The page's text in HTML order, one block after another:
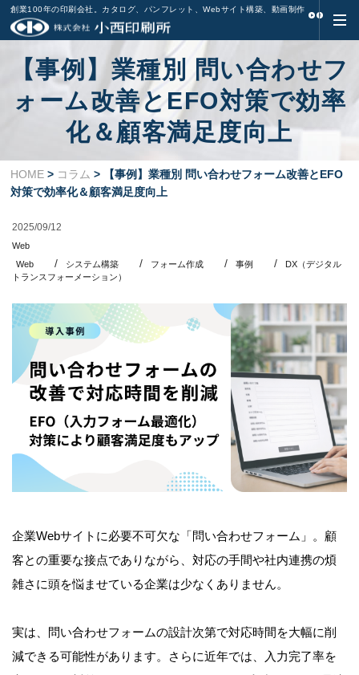
創業100年の印刷会社。カタログ、パンフレット、Webサイト構築、動画制作
【事例】業種別 問い合わせフ
ォーム改善とEFO対策で効率
化＆顧客満足度向上
HOME > コラム > 【事例】業種別 問い合わせフォーム改善とEFO
対策で効率化＆顧客満足度向上
2025/09/12
Web
Web
システム構築 フォーム作成 事例
DX（デジタル
トランスフォーメーション）
企業Webサイトに必要不可欠な「問い合わせフォーム」。顧
客との重要な接点でありながら、対応の手間や社内連携の煩
雑さに頭を悩ませている企業は少なくありません。
実は、問い合わせフォームの設計次第で対応時間を大幅に削
減できる可能性があります。さらに近年では、入力完了率を